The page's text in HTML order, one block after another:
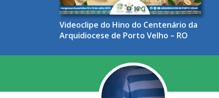
Videoclipe do Hino do Centenário da
Arquidiocese de Porto Velho – RO